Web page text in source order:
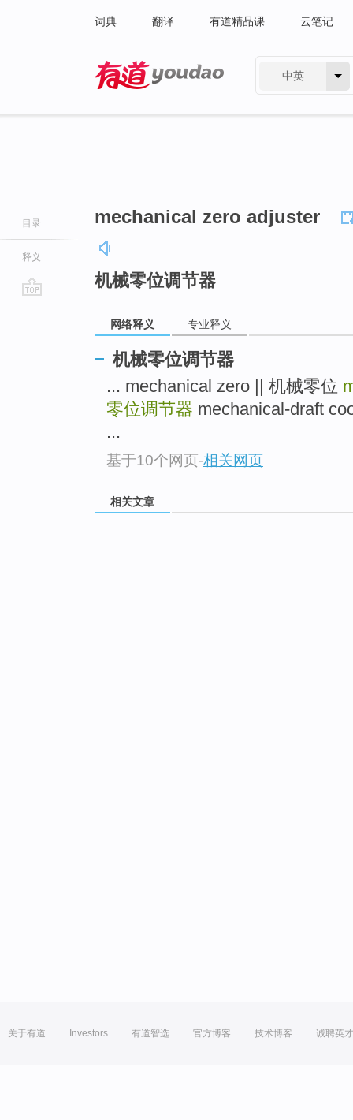
词典 翻译 有道精品课 云笔记
中英
目录
释义
mechanical zero adjuster
机械零位调节器
网络释义 专业释义
机械零位调节器
... mechanical zero || 机械零位
零位调节器 mechanical-draft
...
基于10个网页-相关网页
相关文章
关于有道 Investors 有道智选 官方博客 技术博客 诚聘英才